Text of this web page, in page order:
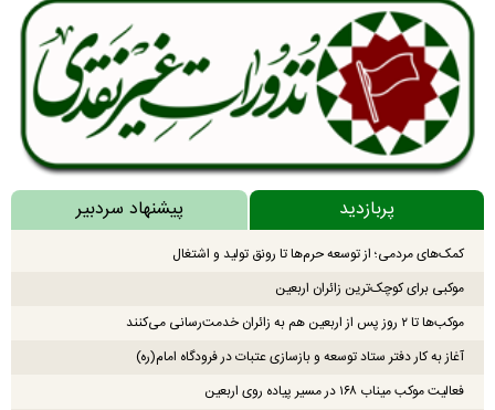
پربازدید پیشنهاد سردبیر
کمک‌های مردمی؛ از توسعه حرم‌ها تا رونق تولید و اشتغال
موکبی برای کوچک‌ترین زائران اربعین
موکب‌ها تا ۲ روز پس از اربعین هم به زائران خدمت‌رسانی می‌کنند
آغاز به کار دفتر ستاد توسعه و بازسازی عتبات در فرودگاه امام(ره)
فعالیت موکب میناب ۱۶۸ در مسیر پیاده روی اربعین